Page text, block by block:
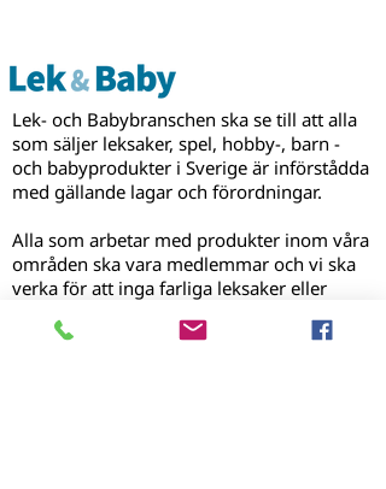
Lek- och Babybranschen ska se till att alla
som säljer leksaker, spel, hobby-, barn -
och babyprodukter i Sverige är införstådda
med gällande lagar och förordningar.
Alla som arbetar med produkter inom våra
områden ska vara medlemmar och vi ska
verka för att inga farliga leksaker eller
landet.